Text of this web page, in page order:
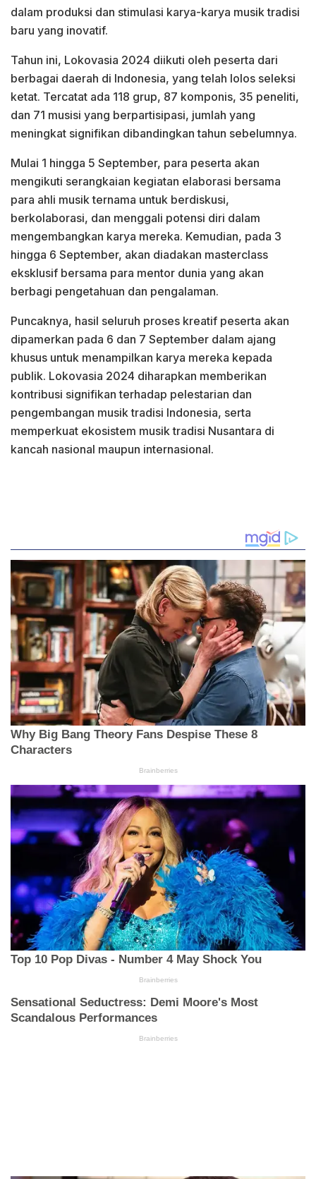
dalam produksi dan stimulasi karya-karya musik tradisi
baru yang inovatif.
Tahun ini, Lokovasia 2024 diikuti oleh peserta dari
berbagai daerah di Indonesia, yang telah lolos seleksi
ketat. Tercatat ada 118 grup, 87 komponis, 35 peneliti,
dan 71 musisi yang berpartisipasi, jumlah yang
meningkat signifikan dibandingkan tahun sebelumnya.
Mulai 1 hingga 5 September, para peserta akan
mengikuti serangkaian kegiatan elaborasi bersama
para ahli musik ternama untuk berdiskusi,
berkolaborasi, dan menggali potensi diri dalam
mengembangkan karya mereka. Kemudian, pada 3
hingga 6 September, akan diadakan masterclass
eksklusif bersama para mentor dunia yang akan
berbagi pengetahuan dan pengalaman.
Puncaknya, hasil seluruh proses kreatif peserta akan
dipamerkan pada 6 dan 7 September dalam ajang
khusus untuk menampilkan karya mereka kepada
publik. Lokovasia 2024 diharapkan memberikan
kontribusi signifikan terhadap pelestarian dan
pengembangan musik tradisi Indonesia, serta
memperkuat ekosistem musik tradisi Nusantara di
kancah nasional maupun internasional.